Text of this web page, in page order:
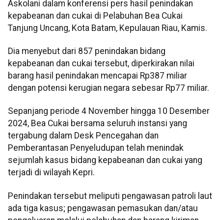
Askolani dalam konferensi pers hasil penindakan
kepabeanan dan cukai di Pelabuhan Bea Cukai
Tanjung Uncang, Kota Batam, Kepulauan Riau, Kamis.
Dia menyebut dari 857 penindakan bidang
kepabeanan dan cukai tersebut, diperkirakan nilai
barang hasil penindakan mencapai Rp387 miliar
dengan potensi kerugian negara sebesar Rp77 miliar.
Sepanjang periode 4 November hingga 10 Desember
2024, Bea Cukai bersama seluruh instansi yang
tergabung dalam Desk Pencegahan dan
Pemberantasan Penyeludupan telah menindak
sejumlah kasus bidang kepabeanan dan cukai yang
terjadi di wilayah Kepri.
Penindakan tersebut meliputi pengawasan patroli laut
ada tiga kasus; pengawasan pemasukan dan/atau